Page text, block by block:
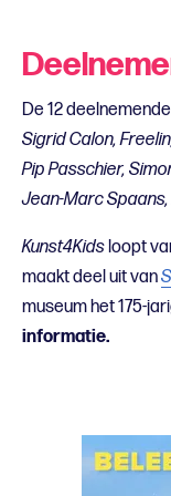
De 12
Sigrid Calon,
Pip Passchier,
Jean-Marc Spaans,
Kunst4Kidsloopt
maakt deel uit van
museum het 175-
informatie.